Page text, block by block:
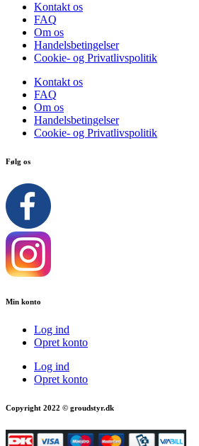
Kontakt os
FAQ
Om os
Handelsbetingelser
Cookie- og Privatlivspolitik
Kontakt os
FAQ
Om os
Handelsbetingelser
Cookie- og Privatlivspolitik
Følg os
Min konto
Log ind
Opret konto
Log ind
Opret konto
Copyright 2022 © groudstyr.dk